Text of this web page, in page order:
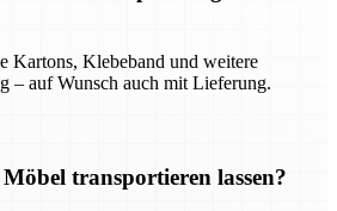
Kartons, Klebeband und weitere
– auf Wunsch auch mit Lieferung.
transportieren lassen?